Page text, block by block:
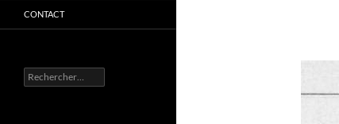
CONTACT
Rechercher :